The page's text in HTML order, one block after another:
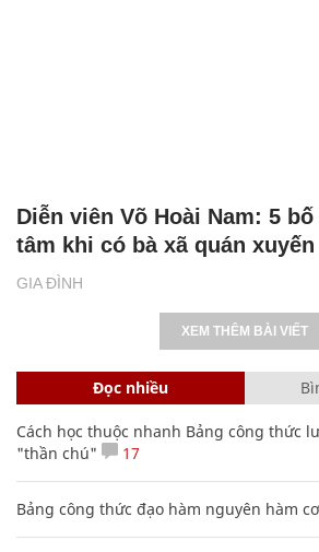
GIA ĐÌNH
Diễn viên Võ Hoài Nam: 5
tâm khi có bà xã quán xuyến
XEM THÊM BÀI VIẾT
Đọc nhiều
Cách học thuộc nhanh Bảng công thức
"thần chú"
17
Bảng công thức đạo hàm nguyên hàm